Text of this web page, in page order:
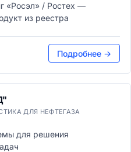
«Росэл» / Ростех —
из реестра
Подробнее →
ДЛЯ НЕФТЕГАЗА
для решения